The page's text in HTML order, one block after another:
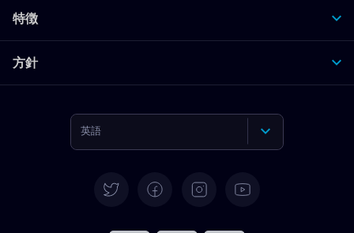
特徴
方針
英語